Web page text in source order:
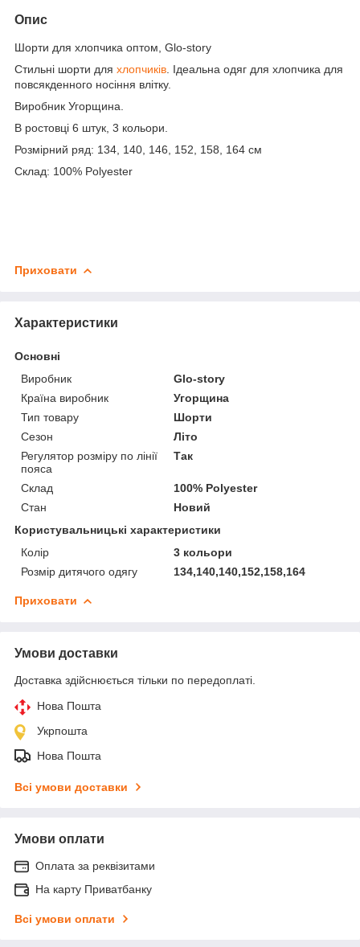
Опис
Шорти для хлопчика оптом, Glo-story
Стильні шорти для хлопчиків . Ідеальна одяг для хлопчика для
повсякденного носіння влітку.
Виробник Угорщина.
В ростовці 6 штук, 3 кольори.
Розмірний ряд: 134, 140, 146, 152, 158, 164 см
Склад: 100% Polyester
Приховати
Характеристики
Основні
Виробник
Glo-story
Країна виробник
Угорщина
Тип товару
Шорти
Сезон
Літо
Регулятор розміру по лінії
пояса
Так
Склад
100% Polyester
Стан
Новий
Користувальницькі характеристики
Колір
3 кольори
Розмір дитячого одягу
134,140,140,152,158,164
Приховати
Умови доставки
Доставка здійснюється тільки по передоплаті.
Нова Пошта
Укрпошта
Нова Пошта
Всі умови доставки
Умови оплати
Оплата за реквізитами
На карту Приватбанку
Всі умови оплати